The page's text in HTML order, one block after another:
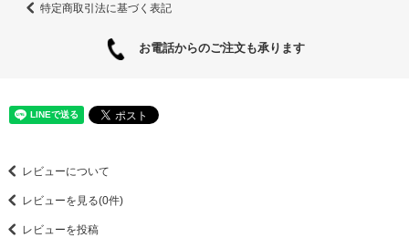
特定商取引法に基づく表記
お電話からのご注文も承ります
レビューについて
レビューを見る(0件)
レビューを投稿